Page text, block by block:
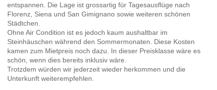
entspannen. Die Lage ist grossartig für Tagesausflüge nach
Florenz, Siena und San Gimignano sowie weiteren schönen
Städtchen.
Ohne Air Condition ist es jedoch kaum aushaltbar im
Steinhäuschen während den Sommermonaten. Diese Kosten
kamen zum Mietpreis noch dazu. In dieser Preisklasse wäre es
schön, wenn dies bereits inklusiv wäre.
Trotzdem würden wir jederzeit wieder herkommen und die
Unterkunft weiterempfehlen.